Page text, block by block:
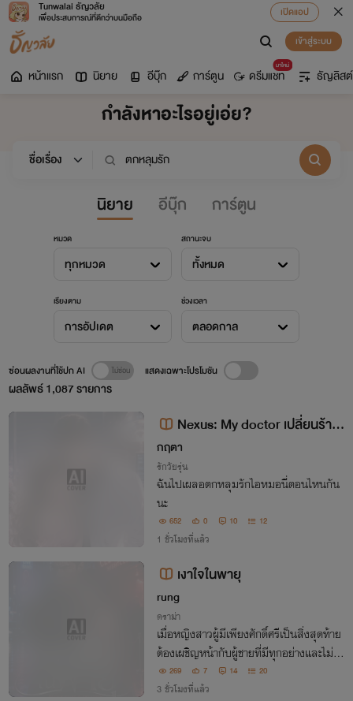
Tunwalai ธัญวลัย
เพื่อประสบการณ์ที่ดีกว่าบนมือถือ
เปิดแอป
เข้าสู่ระบบ
หน้าแรก นิยาย อีบุ๊ก การ์ตูน
มาใหม่
ดรีมแชท ธัญลิสต์
กำลังหาอะไรอยู่เอ่ย?
นิยาย อีบุ๊ก การ์ตูน
หมวด
ทุกหมวด
สถานะจบ
ทั้งหมด
เรียงตาม
การอัปเดต
ช่วงเวลา
ตลอดกาล
ผลลัพธ์1,087รายการ
ซ่อนผลงานที่ใช้ปก AI แสดงเฉพาะโปรโมชัน
Nexus: My doctor เปลี่ยนร้ายใ
ห้เป็นรัก (Cruz & Iris)
กฤตา
รักวัยรุ่น
ฉันไปเผลอตกหลุมรักไอหมอนี่ตอนไหนกัน
นะ
652 0 10 12
1 ชั่วโมงที่แล้ว
เงาใจในพายุ
rung
ดราม่า
เมื่อหญิงสาวผู้มีเพียงศักดิ์ศรีเป็นสิ่งสุดท้าย
ต้องเผชิญหน้ากับผู้ชายที่มีทุกอย่างและไม่เค
ยยอมให้สิ่งใดหลุดจากมือระหว่างอิสรภาพข
องเธอ กับหัวใจของเขา ใครจะเป็นฝ่ายพ่ายแ
269 7 14 20
3 ชั่วโมงที่แล้ว